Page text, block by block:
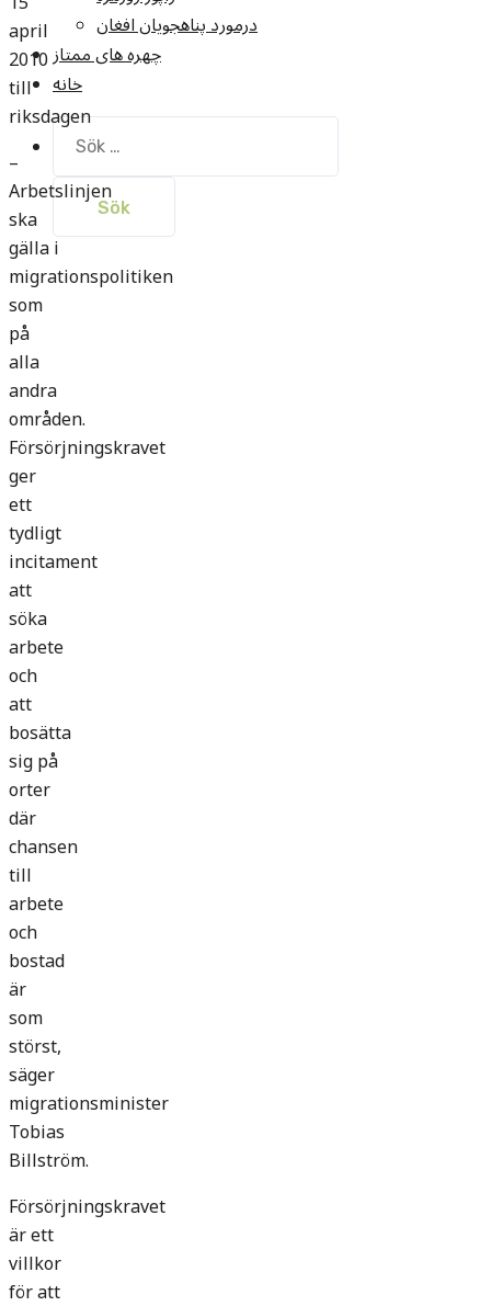
درمورد پناهجويان افغان
چهره های ممتاز
خانه
Sök
efter:
april
2010
till
riksdagen
–
Arbetslinjen
ska
gälla i
migrationspolitiken
som
på
alla
andra
områden.
Försörjningskravet
ger
ett
tydligt
incitament
att
söka
arbete
och
att
bosätta
sig på
orter
där
chansen
till
arbete
och
bostad
är
som
störst,
säger
migrationsminister
Tobias
Billström.
Försörjningskravet
är ett
villkor
för att